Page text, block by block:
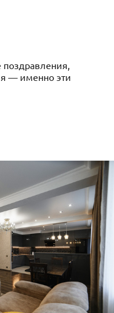
поздравления,
— именно эти